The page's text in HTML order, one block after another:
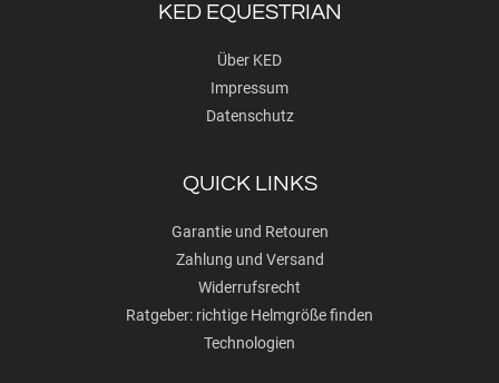
KED EQUESTRIAN
Über KED
Impressum
Datenschutz
QUICK LINKS
Garantie und Retouren
Zahlung und Versand
Widerrufsrecht
Ratgeber: richtige Helmgröße finden
Technologien